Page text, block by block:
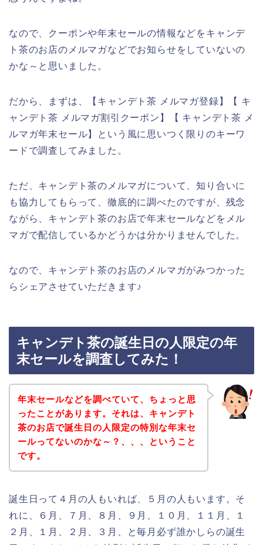
なので、クーポンや年末セールの情報などをキャンデ
ト茶のお店のメルマガなどでお知らせをしていないの
かな～と思いました。
だから、まずは、【キャンデト茶 メルマガ登録】【 キ
ャンデト茶 メルマガ割引クーポン】【 キャンデト茶 メ
ルマガ年末セール】という風に思いつく限りのキーワ
ードで調査してみました。
ただ、キャンデト茶のメルマガについて、知り合いに
も協力してもらって、徹底的に調べたのですが、残念
ながら、キャンデト茶のお店で年末セールなどをメル
マガで配信しているかどうかは分かりませんでした。
なので、キャンデト茶のお店のメルマガがみつかった
らシェアさせていただきます♪
キャンデト茶の誕生日の人限定の年
末セールを調査してみた！
年末セールなどを調べていて、ちょっと思
ったことがあります。それは、キャンデト
茶のお店で誕生日の人限定の特別な年末セ
ールってないのかな～？、、、ということ
です。
誕生日って４月の人もいれば、５月の人もいます。そ
れに、６月、７月、８月、９月、１０月、１１月、１
２月、１月、２月、３月、と毎月必ず誰かしらの誕生